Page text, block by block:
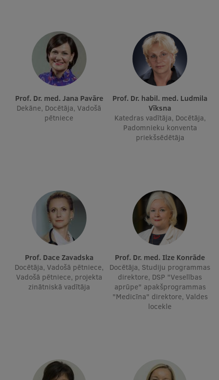
Par RSU
Studentu dzīve
Studiju norises vietas
Fakultātes
Vēsture un tradīcijas
Identitāte
RSU fonds
Muzeji un ekspozīcijas
Ģerbonis
Ilgtspējīga attīstība
Prof. Dr. med. Jana Pavāre
Dekāne, Docētāja, Vadošā
pētniece
Prof. Dr. habil. med. Ludmila
Vīksna
Katedras vadītāja, Docētāja,
Padomnieku konventa
priekšsēdētāja
Prof. Dace Zavadska
Docētāja, Vadošā pētniece,
Vadošā pētniece, projekta
zinātniskā vadītāja
Prof. Dr. med. Ilze Konrāde
Docētāja, Studiju programmas
direktore, DSP "Veselības
aprūpe" apakšprogrammas
"Medicīna" direktore, Valdes
locekle